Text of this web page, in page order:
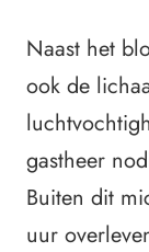
Naast het
ook de
gastheer
Buiten dit
uur